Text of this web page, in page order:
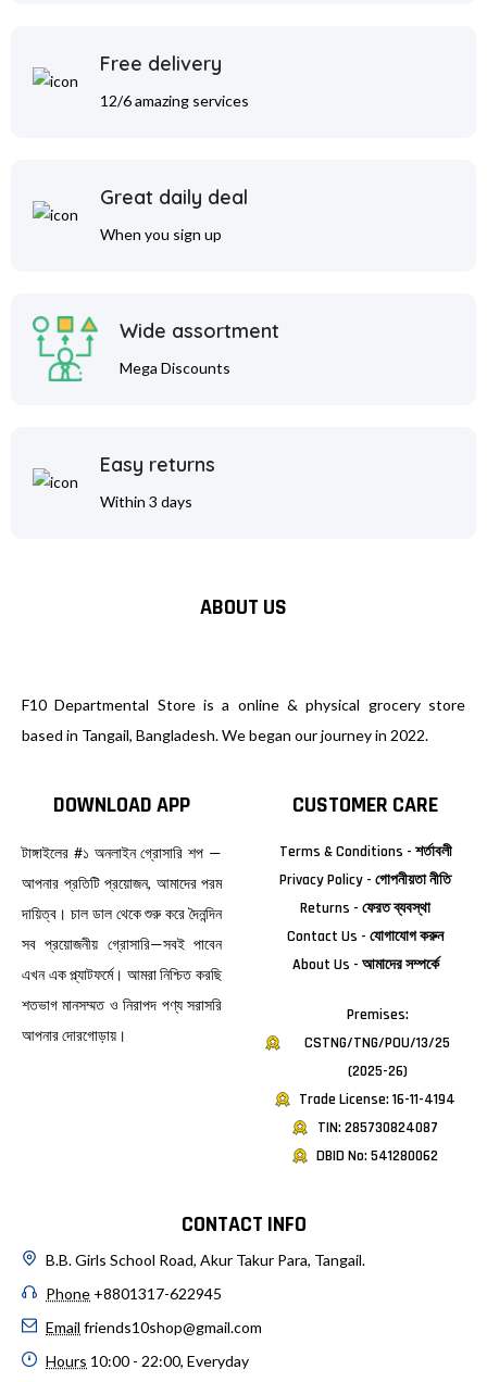
Free delivery
12/6 amazing services
Great daily deal
When you sign up
Wide assortment
Mega Discounts
Easy returns
Within 3 days
ABOUT US
F10 Departmental Store is a online & physical grocery store
based in Tangail, Bangladesh. We began our journey in 2022.
DOWNLOAD APP
টাঙ্গাইলের #১ অনলাইন গ্রোসারি শপ —
আপনার প্রতিটি প্রয়োজন, আমাদের পরম
দায়িত্ব। চাল ডাল থেকে শুরু করে দৈনন্দিন
সব প্রয়োজনীয় গ্রোসারি—সবই পাবেন
এখন এক প্ল্যাটফর্মে। আমরা নিশ্চিত করছি
শতভাগ মানসম্মত ও নিরাপদ পণ্য সরাসরি
আপনার দোরগোড়ায়।
CUSTOMER CARE
Terms & Conditions - শর্তাবলী
Privacy Policy - গোপনীয়তা নীতি
Returns - ফেরত ব্যবস্থা
Contact Us - যোগাযোগ করুন
About Us - আমাদের সম্পর্কে
Premises:
CSTNG/TNG/POU/13/25
(2025-26)
Trade License: 16-11-4194
TIN: 285730824087
DBID No: 541280062
CONTACT INFO
B.B. Girls School Road, Akur Takur Para, Tangail.
Phone +8801317-622945
Email friends10shop@gmail.com
Hours 10:00 - 22:00, Everyday